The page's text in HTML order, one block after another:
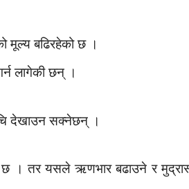
मूल्य बढिरहेको छ ।
लागेकी छन् ।
देखाउन सक्नेछन् ।
छ । तर यसले ऋणभार बढाउने र